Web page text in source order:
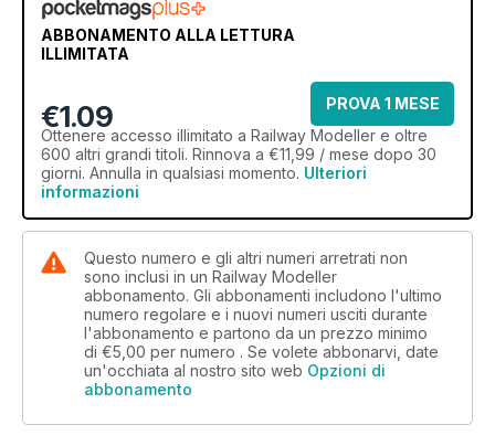
ABBONAMENTO ALLA LETTURA
ILLIMITATA
€1.09
PROVA 1 MESE
Ottenere accesso illimitato a Railway Modeller e oltre
600 altri grandi titoli. Rinnova a €11,99 / mese dopo 30
giorni. Annulla in qualsiasi momento. Ulteriori
informazioni
Questo numero e gli altri numeri arretrati non
sono inclusi in un Railway Modeller
abbonamento. Gli abbonamenti includono l'ultimo
numero regolare e i nuovi numeri usciti durante
l'abbonamento e partono da un prezzo minimo
di €5,00 per numero . Se volete abbonarvi, date
un'occhiata al nostro sito web Opzioni di
abbonamento